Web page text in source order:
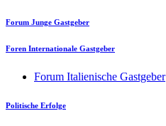
Forum Junge Gastgeber
Foren Internationale Gastgeber
Forum Italienische Gastgeber
Politische Erfolge